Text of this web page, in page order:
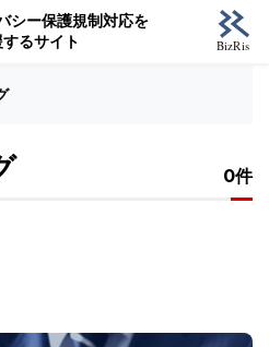
シー保護規制対応を
るサイト
0件